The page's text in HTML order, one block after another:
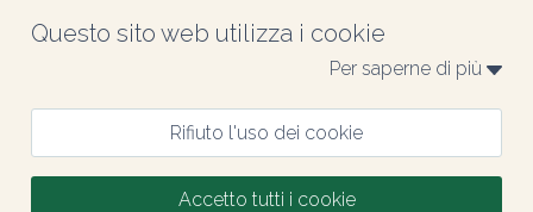
Questo sito web utilizza i cookie
Per saperne di più
Rifiuto l'uso dei cookie
Accetto tutti i cookie